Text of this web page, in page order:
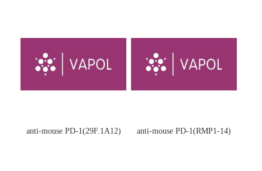
anti-mouse PD-1(29F.1A12) anti-mouse PD-1(RMP1-14)